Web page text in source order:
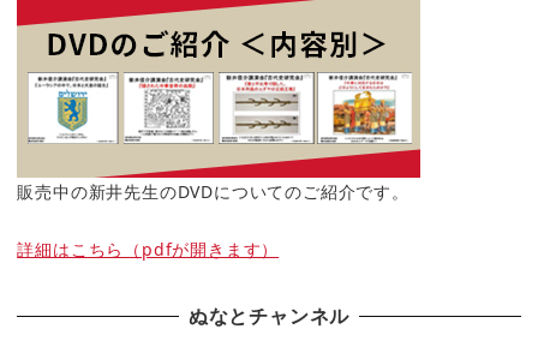
販売中の新井先生のDVDについてのご紹介です。
詳細はこちら（pdfが開きます）
ぬなとチャンネル